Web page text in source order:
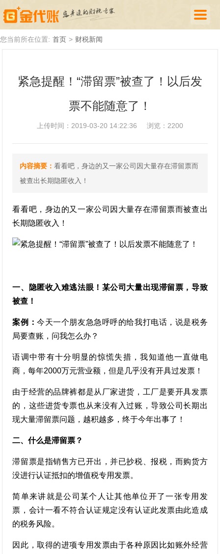
代理记账
厦门落户
财税新闻
关于我们
诚聘英才
您当前所在位置: 首页 > 财税新闻
紧急提醒！“滞留票”被查了！以后发
票不能随意了！
上传时间：2019-03-20 14:22:36 浏览：2200
内容摘要：看看吧，身边的又一家公司因大量存在滞留票而
被查出长期隐匿收入！
看看吧，身边的又一家公司因大量存在滞留票而被查出
长期隐匿收入！
一、隐匿收入难逃法眼！某公司大量出现滞留票，导致
被查！
案例：今天一个朋友急急呼呼的给我打电话，说是税务
局要查账，问我怎么办？
语调中带有十分明显的惊慌失措，我知道他一直做电
商，每年2000万元营业额，但是几乎没有开具过发票！
由于经营的品牌裤都是从厂家进货，工厂是要开具发票
的，这些进货专票也从来没有入过账，导致公司长期出
现大量滞留票问题，越积越多，终于今年出事了！
二、什么是滞留票？
滞留票是指销售方已开出，并已抄税、报税，而购货方
没进行认证抵扣的增值税专用发票。
简单来讲就是公司某个人让其他单位开了一张专用发
票，会计一看不符合认证规定没有认证此发票由此造成
的税务风险。
因此，取得的进项专用发票由于各种原因比如账外经营